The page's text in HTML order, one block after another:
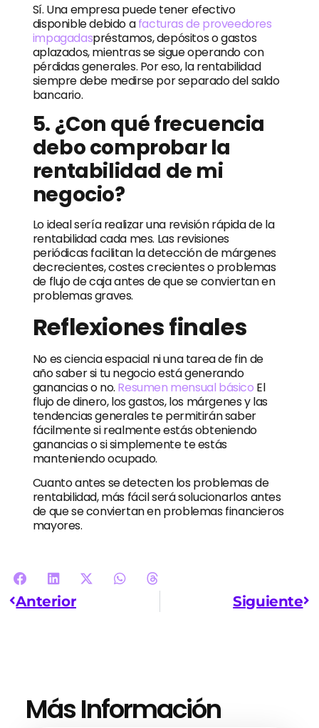
Sí. Una empresa puede tener efectivo
disponible debido afacturas de proveedores
impagadaspréstamos, depósitos o gastos
aplazados, mientras se sigue operando con
pérdidas generales. Por eso, la rentabilidad
siempre debe medirse por separado del saldo
bancario.
5. ¿Con qué frecuencia
debo comprobar la
rentabilidad de mi
negocio?
Lo ideal sería realizar una revisión rápida de la
rentabilidad cada mes. Las revisiones
periódicas facilitan la detección de márgenes
decrecientes, costes crecientes o problemas
de flujo de caja antes de que se conviertan en
problemas graves.
Reflexiones finales
No es ciencia espacial ni una tarea de fin de
año saber si tu negocio está generando
ganancias o no. Resumen mensual básico El
flujo de dinero, los gastos, los márgenes y las
tendencias generales te permitirán saber
fácilmente si realmente estás obteniendo
ganancias o si simplemente te estás
manteniendo ocupado.
Cuanto antes se detecten los problemas de
rentabilidad, más fácil será solucionarlos antes
de que se conviertan en problemas financieros
mayores.
Anterior Siguiente
Más Información